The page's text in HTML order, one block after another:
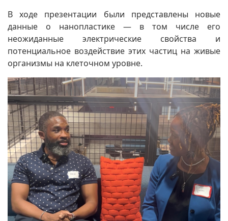
В ходе презентации были представлены новые
данные о нанопластике — в том числе его
неожиданные электрические свойства и
потенциальное воздействие этих частиц на живые
организмы на клеточном уровне.